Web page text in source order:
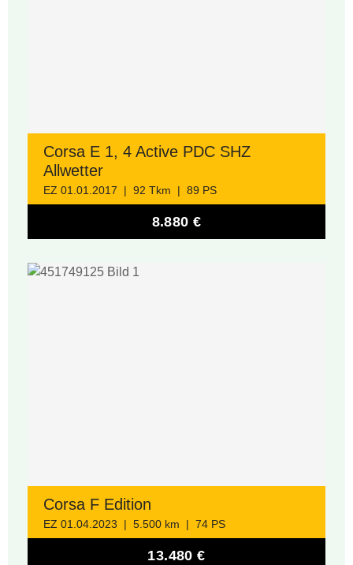
Corsa E 1, 4 Active PDC SHZ
Allwetter
EZ 01.01.2017 | 92 Tkm | 89 PS
8.880 €
Corsa F Edition
EZ 01.04.2023 | 5.500 km | 74 PS
13.480 €